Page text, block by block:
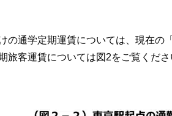
の通学定期運賃については、現在
旅客運賃については図2をご覧くだ